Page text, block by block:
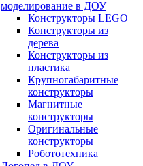
моделирование в ДОУ
Конструкторы LEGO
Конструкторы из
дерева
Конструкторы из
пластика
Крупногабаритные
конструкторы
Магнитные
конструкторы
Оригинальные
конструкторы
Робототехника